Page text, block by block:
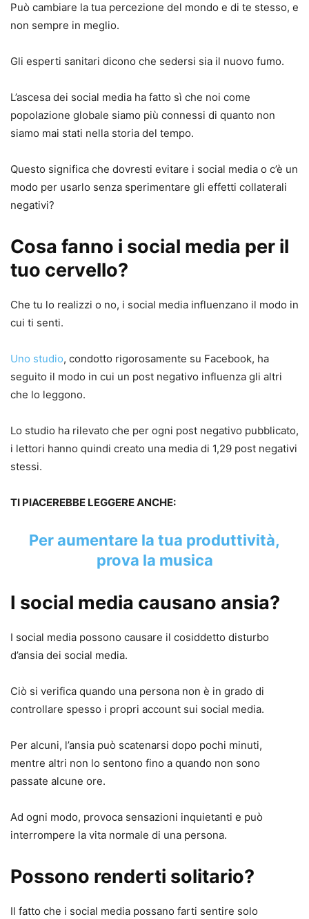
Può cambiare la tua percezione del mondo e di te stesso, e
non sempre in meglio.
Gli esperti sanitari dicono che sedersi sia il nuovo fumo.
L’ascesa dei social media ha fatto sì che noi come
popolazione globale siamo più connessi di quanto non
siamo mai stati nella storia del tempo.
Questo significa che dovresti evitare i social media o c’è un
modo per usarlo senza sperimentare gli effetti collaterali
negativi?
Cosa fanno i social media per il
tuo cervello?
Che tu lo realizzi o no, i social media influenzano il modo in
cui ti senti.
Uno studio, condotto rigorosamente su Facebook, ha
seguito il modo in cui un post negativo influenza gli altri
che lo leggono.
Lo studio ha rilevato che per ogni post negativo pubblicato,
i lettori hanno quindi creato una media di 1,29 post negativi
stessi.
TI PIACEREBBE LEGGERE ANCHE:
Per aumentare la tua produttività,
prova la musica
I social media causano ansia?
I social media possono causare il cosiddetto disturbo
d’ansia dei social media.
Ciò si verifica quando una persona non è in grado di
controllare spesso i propri account sui social media.
Per alcuni, l’ansia può scatenarsi dopo pochi minuti,
mentre altri non lo sentono fino a quando non sono
passate alcune ore.
Ad ogni modo, provoca sensazioni inquietanti e può
interrompere la vita normale di una persona.
Possono renderti solitario?
Il fatto che i social media possano farti sentire solo